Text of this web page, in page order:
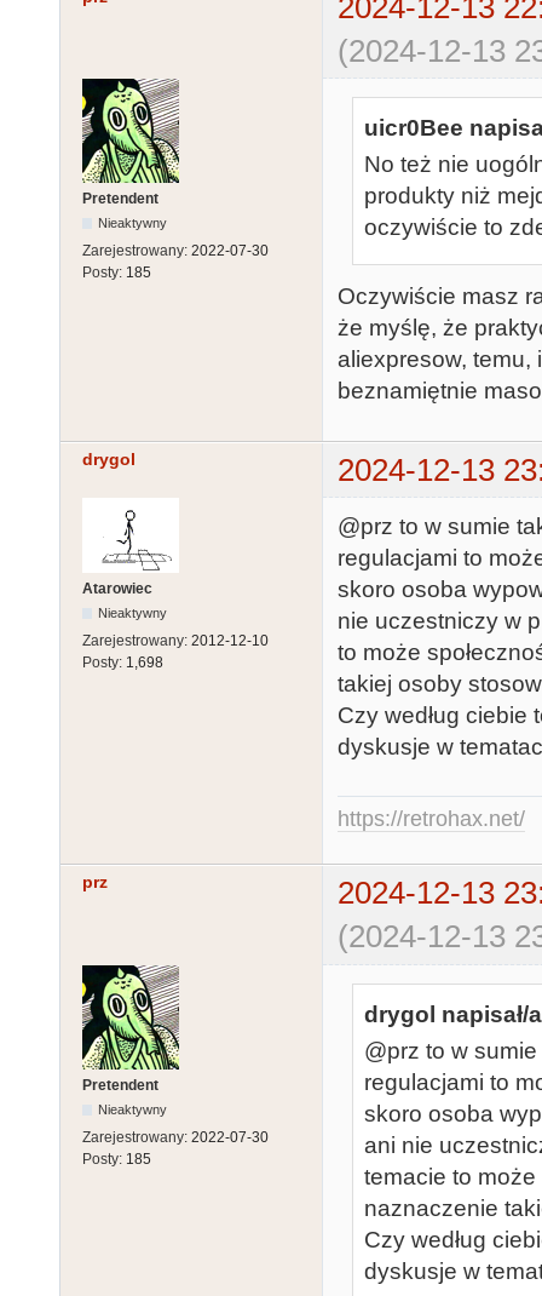
2024-12-13
(2024-12-13
Pretendent
Nieaktywny
Zarejestrowany: 2022-07-30
Posty: 185
uicr0Bee
No też nie
produkty niż
oczywiście to
Oczywiście masz
że myślę, że
aliexpresow, temu,
beznamiętnie
drygol 2024-12-13
Atarowiec
Nieaktywny
Zarejestrowany: 2012-12-10
Posty: 1,698
@prz to w sumie
regulacjami to
skoro osoba
nie uczestniczy w
to może
takiej osoby
Czy według ciebie
dyskusje w
https://retrohax.net/
prz
2024-12-13
(2024-12-13
Pretendent
Nieaktywny
Zarejestrowany: 2022-07-30
Posty: 185
drygol napisał/
@prz to w
regulacjami to
skoro osoba
ani nie
temacie to
naznaczenie
Czy według
dyskusje w